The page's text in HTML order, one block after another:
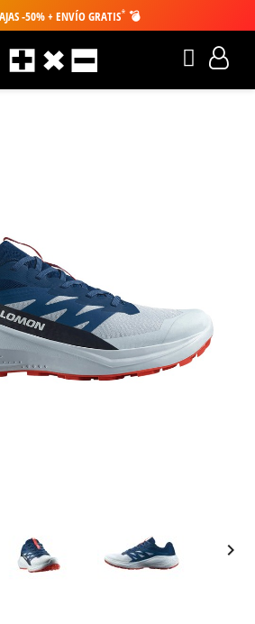
-50% + ENVÍO GRATIS* 💣
